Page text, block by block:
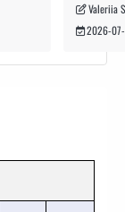
Valeriia
2026-